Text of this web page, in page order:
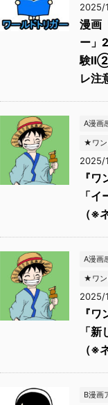
2025/
漫画
ー」
験
レ注
A漫画
★ワン
2025/
『
「
（※
A漫画
★ワン
2025/
『
「
（※
B漫画